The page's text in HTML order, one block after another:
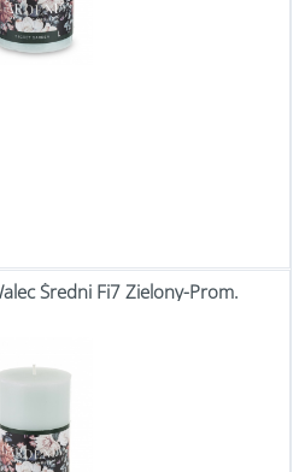
Średni Fi7 Zielony-Prom.